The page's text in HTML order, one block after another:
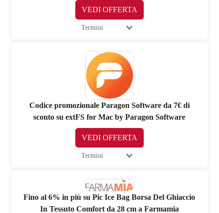
VEDI OFFERTA
Termini
Codice promozionale Paragon Software da 7€ di
sconto su extFS for Mac by Paragon Software
VEDI OFFERTA
Termini
Fino al 6% in più su Pic Ice Bag Borsa Del Ghiaccio
In Tessuto Comfort da 28 cm a Farmamia